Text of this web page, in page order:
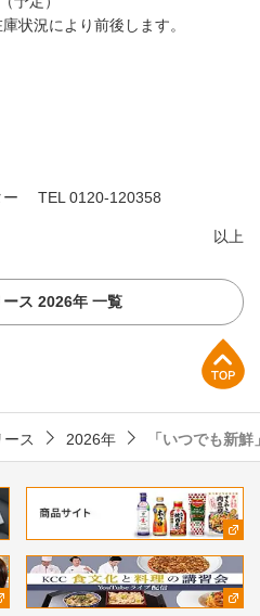
状況により前後します。
ー TEL 0120-120358
以上
ス 2026年 一覧
ス 2026年 「いつでも新